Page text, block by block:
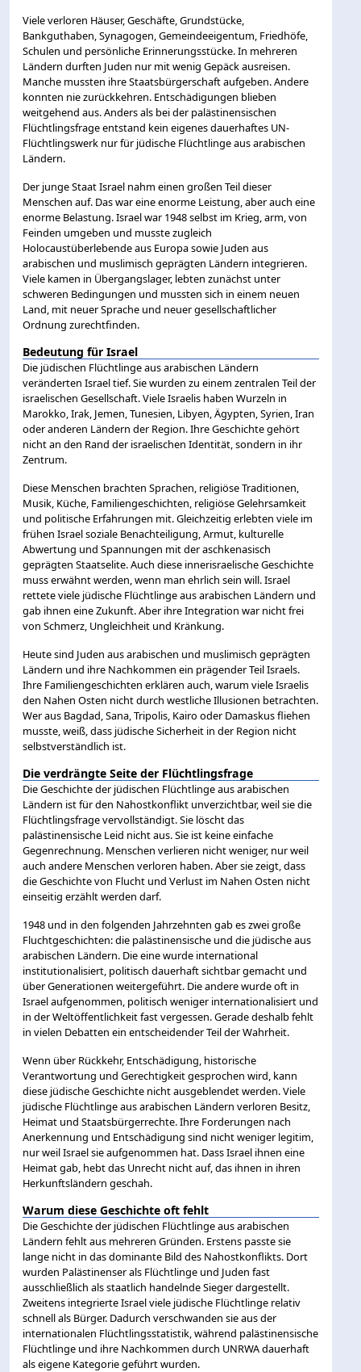
Viele verloren Häuser, Geschäfte, Grundstücke,
Bankguthaben, Synagogen, Gemeindeeigentum, Friedhöfe,
Schulen und persönliche Erinnerungsstücke. In mehreren
Ländern durften Juden nur mit wenig Gepäck ausreisen.
Manche mussten ihre Staatsbürgerschaft aufgeben. Andere
konnten nie zurückkehren. Entschädigungen blieben
weitgehend aus. Anders als bei der palästinensischen
Flüchtlingsfrage entstand kein eigenes dauerhaftes UN-
Flüchtlingswerk nur für jüdische Flüchtlinge aus arabischen
Ländern.
Der junge Staat Israel nahm einen großen Teil dieser
Menschen auf. Das war eine enorme Leistung, aber auch eine
enorme Belastung. Israel war 1948 selbst im Krieg, arm, von
Feinden umgeben und musste zugleich
Holocaustüberlebende aus Europa sowie Juden aus
arabischen und muslimisch geprägten Ländern integrieren.
Viele kamen in Übergangslager, lebten zunächst unter
schweren Bedingungen und mussten sich in einem neuen
Land, mit neuer Sprache und neuer gesellschaftlicher
Ordnung zurechtfinden.
Bedeutung für Israel
Die jüdischen Flüchtlinge aus arabischen Ländern
veränderten Israel tief. Sie wurden zu einem zentralen Teil der
israelischen Gesellschaft. Viele Israelis haben Wurzeln in
Marokko, Irak, Jemen, Tunesien, Libyen, Ägypten, Syrien, Iran
oder anderen Ländern der Region. Ihre Geschichte gehört
nicht an den Rand der israelischen Identität, sondern in ihr
Zentrum.
Diese Menschen brachten Sprachen, religiöse Traditionen,
Musik, Küche, Familiengeschichten, religiöse Gelehrsamkeit
und politische Erfahrungen mit. Gleichzeitig erlebten viele im
frühen Israel soziale Benachteiligung, Armut, kulturelle
Abwertung und Spannungen mit der aschkenasisch
geprägten Staatselite. Auch diese innerisraelische Geschichte
muss erwähnt werden, wenn man ehrlich sein will. Israel
rettete viele jüdische Flüchtlinge aus arabischen Ländern und
gab ihnen eine Zukunft. Aber ihre Integration war nicht frei
von Schmerz, Ungleichheit und Kränkung.
Heute sind Juden aus arabischen und muslimisch geprägten
Ländern und ihre Nachkommen ein prägender Teil Israels.
Ihre Familiengeschichten erklären auch, warum viele Israelis
den Nahen Osten nicht durch westliche Illusionen betrachten.
Wer aus Bagdad, Sana, Tripolis, Kairo oder Damaskus fliehen
musste, weiß, dass jüdische Sicherheit in der Region nicht
selbstverständlich ist.
Die verdrängte Seite der Flüchtlingsfrage
Die Geschichte der jüdischen Flüchtlinge aus arabischen
Ländern ist für den Nahostkonflikt unverzichtbar, weil sie die
Flüchtlingsfrage vervollständigt. Sie löscht das
palästinensische Leid nicht aus. Sie ist keine einfache
Gegenrechnung. Menschen verlieren nicht weniger, nur weil
auch andere Menschen verloren haben. Aber sie zeigt, dass
die Geschichte von Flucht und Verlust im Nahen Osten nicht
einseitig erzählt werden darf.
1948 und in den folgenden Jahrzehnten gab es zwei große
Fluchtgeschichten: die palästinensische und die jüdische aus
arabischen Ländern. Die eine wurde international
institutionalisiert, politisch dauerhaft sichtbar gemacht und
über Generationen weitergeführt. Die andere wurde oft in
Israel aufgenommen, politisch weniger internationalisiert und
in der Weltöffentlichkeit fast vergessen. Gerade deshalb fehlt
in vielen Debatten ein entscheidender Teil der Wahrheit.
Wenn über Rückkehr, Entschädigung, historische
Verantwortung und Gerechtigkeit gesprochen wird, kann
diese jüdische Geschichte nicht ausgeblendet werden. Viele
jüdische Flüchtlinge aus arabischen Ländern verloren Besitz,
Heimat und Staatsbürgerrechte. Ihre Forderungen nach
Anerkennung und Entschädigung sind nicht weniger legitim,
nur weil Israel sie aufgenommen hat. Dass Israel ihnen eine
Heimat gab, hebt das Unrecht nicht auf, das ihnen in ihren
Herkunftsländern geschah.
Warum diese Geschichte oft fehlt
Die Geschichte der jüdischen Flüchtlinge aus arabischen
Ländern fehlt aus mehreren Gründen. Erstens passte sie
lange nicht in das dominante Bild des Nahostkonflikts. Dort
wurden Palästinenser als Flüchtlinge und Juden fast
ausschließlich als staatlich handelnde Sieger dargestellt.
Zweitens integrierte Israel viele jüdische Flüchtlinge relativ
schnell als Bürger. Dadurch verschwanden sie aus der
internationalen Flüchtlingsstatistik, während palästinensische
Flüchtlinge und ihre Nachkommen durch UNRWA dauerhaft
als eigene Kategorie geführt wurden.